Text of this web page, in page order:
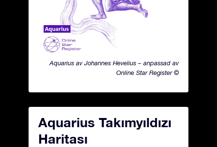
Aquarius av Johannes Hevelius – anpassad av
Online Star Register ©
Aquarius Takımyıldızı
Haritası